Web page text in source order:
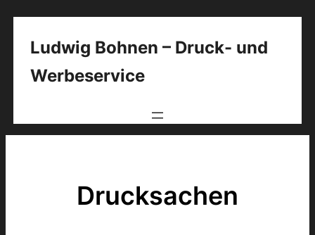
Zum
springenLudwig Bohnen – Druck- und
Werbeservice
Drucksachen